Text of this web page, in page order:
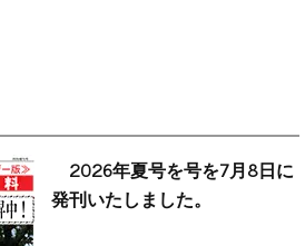
2026年夏号を号を7月8日に
発刊いたしました。